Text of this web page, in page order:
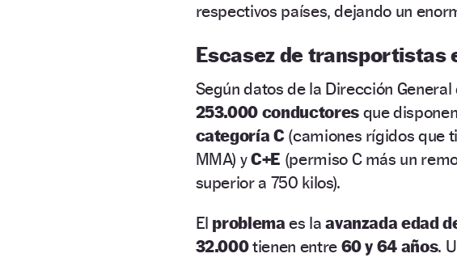
respectivos países, dejando un
Escasez de transportistas
Según datos de la Dirección
253.000 conductoresque
categoría C(camiones rígidos que
MMA) yC+E (permiso C más un
superior a 750 kilos).
El problemaes la avanzada edad
32.000tienen entre 60 y 64 años.